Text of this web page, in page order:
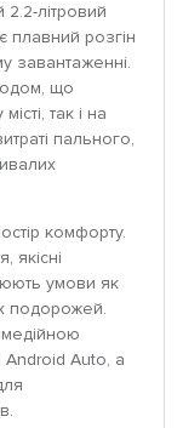
літровий
розгін
завантаженні.
що
так і на
пального,
комфорту.
якісні
умови як
подорожей.
Android Auto, а